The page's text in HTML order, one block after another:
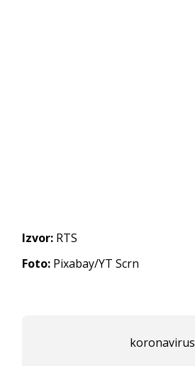
Izvor: RTS
Foto: Pixabay/YT Scrn
koronavirus